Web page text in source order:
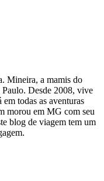
Mineira, a mamis do
Desde 2008, vive
todas as aventuras
morou em MG com seu
blog de viagem tem um